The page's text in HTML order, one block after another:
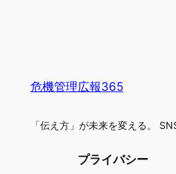
危機管理広報365
「伝え方」が未来を変える。
プライバシー